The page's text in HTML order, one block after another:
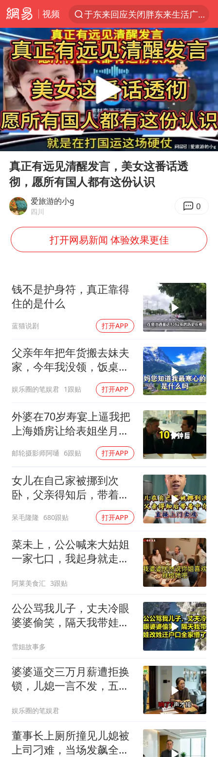
视频
于东来回应关闭胖东来生活广场店
上半年我国经营主体结构持续优化
杭州机场已取消航班388架次
《披荆斩棘2026》阵容官宣
白海豚北上或致京津冀暴雨
中国第1高楼阻尼器摆动明显
上海有出现龙卷潜势
国足U17与阿森纳决赛取消 并列冠军
2025年小学教师减少13.19万
以军士兵把枪口对准中国记者
《龙餐馆》 冲奖
构建更高水平的全民健身公共服务体系
男子被沙蜇蜇伤5小时后呼吸困难
奋力开创中国式现代化建设新局面
Play
00:00 04:42
真正有远见清醒发言，美女这番话透
彻，愿所有国人都有这份认识
爱旅游的小g
四川 0
打开网易新闻 体验效果更佳
钱不是护身符，真正靠得
住的是什么
蓝猫说剧 打开APP
父亲年年把年货搬去妹夫
家，今年我没领，饭桌上
儿子一句话全家沉默
娱乐圈的笔娱君 1跟贴 打开APP
外婆在70岁寿宴上逼我把
上海婚房让给表姐坐月
子，我说行转问舅舅
邮轮摄影师阿嗵 6跟贴 打开APP
女儿在自己家被挪到次
卧，父亲得知后，带着中
呆毛隆隆 680跟贴 打开APP
菜未上，公公喊来大姑姐
一家七口，我起身就走，
阿莱美食汇 3跟贴
公公骂我儿子，丈夫冷眼
婆婆偷笑，隔天我带娃改
雪姐故事多
婆婆逼交三万月薪遭拒换
锁，儿媳一言不发，五天
娱乐圈的笔娱君
董事长上厕所撞见儿媳被
上司刁难，当场发飙全场